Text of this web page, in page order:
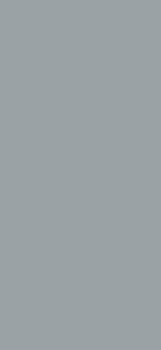
juristische
Stelle,
werden,
um einen
die im
Recht der
jedoch